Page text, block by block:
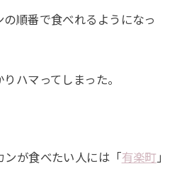
順番で食べれるようになっ
ハマってしまった。
が食べたい人には「有楽町」